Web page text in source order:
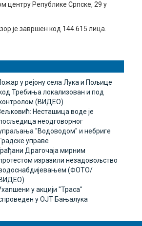
центру Републике Српске, 29 у
је завршен код 144.615 лица.
у рејону села Лука и Пољице
Требиња локализован и под
(ВИДЕО)
Несташица воде је
неодговорног
"Водоводом" и небриге
Градске управе
Драгочаја мирним
изразили незадовољство
(ФОТО/
ВИДЕО)
у акцији "Траса"
у ОЈТ Бањалука